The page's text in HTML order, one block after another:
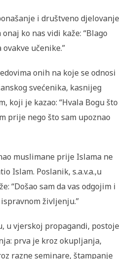
i društveno djelovanje
ko nas vidi kaže: “Blago
učenike.”
onih na koje se odnosi
svećenika, kasnijeg
koji je kazao: “Hvala Bogu što
prije nego što sam upoznao
muslimane prije Islama ne
Islam. Poslanik, s.a.v.a.,u
“Došao sam da vas odgojim i
življenju.”
u vjerskoj propagandi, postoje
prva je kroz okupljanja,
razne semi­nare, štampanje